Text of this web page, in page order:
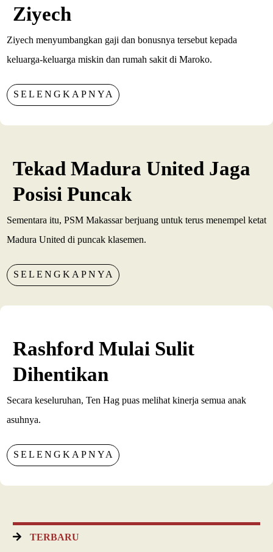
Ziyech
Ziyech menyumbangkan gaji dan bonusnya tersebut kepada
keluarga-keluarga miskin dan rumah sakit di Maroko.
SELENGKAPNYA
Tekad Madura United Jaga
Posisi Puncak
Sementara itu, PSM Makassar berjuang untuk terus menempel ketat
Madura United di puncak klasemen.
SELENGKAPNYA
Rashford Mulai Sulit
Dihentikan
Secara keseluruhan, Ten Hag puas melihat kinerja semua anak
asuhnya.
SELENGKAPNYA
TERBARU